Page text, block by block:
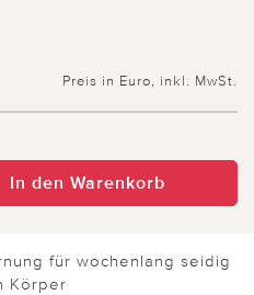
Preis in Euro, inkl. MwSt.
In den Warenkorb
für wochenlang seidig
Körper